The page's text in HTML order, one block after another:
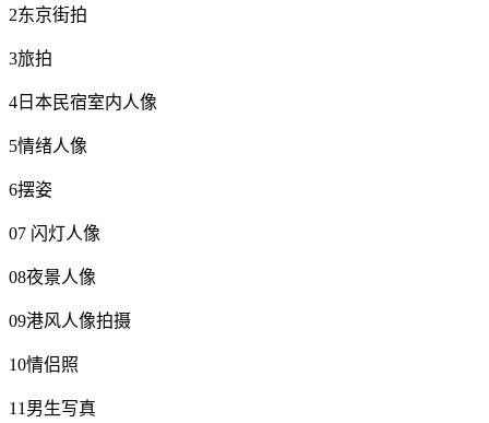
2东京街拍
3旅拍
4日本民宿室内人像
5情绪人像
6摆姿
07 闪灯人像
08夜景人像
09港风人像拍摄
10情侣照
11男生写真